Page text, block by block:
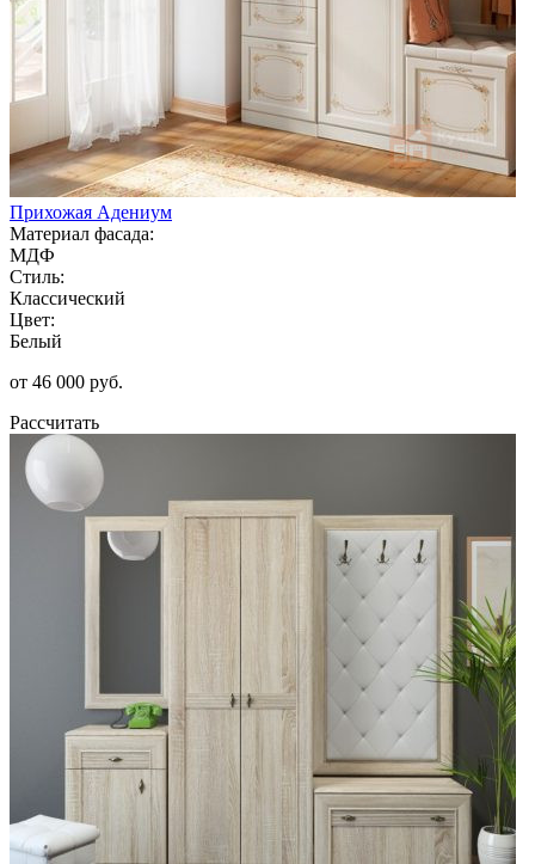
Прихожая Адениум
Материал фасада:
МДФ
Стиль:
Классический
Цвет:
Белый
от 46 000 руб.
Рассчитать